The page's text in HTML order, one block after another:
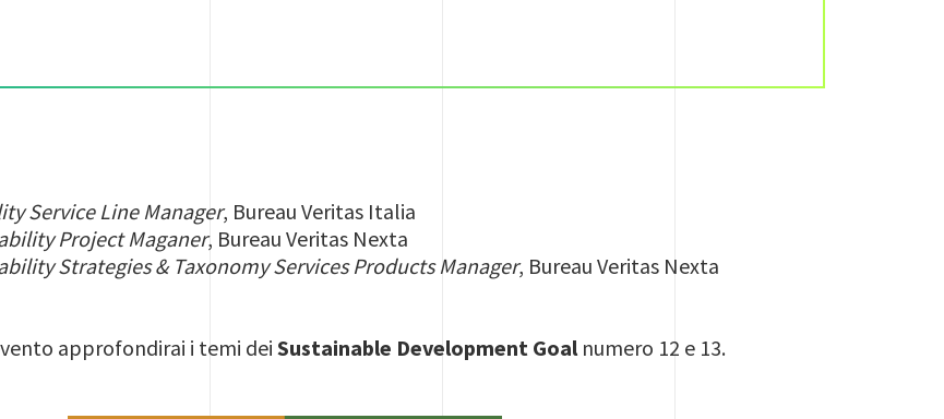
Service Line Manager, Bureau Veritas Italia
Project Maganer, Bureau Veritas Nexta
Strategies & Taxonomy Services Products Manager, Bureau Veritas Nexta
approfondirai i temi deiSustainable Development Goalnumero 12 e 13.